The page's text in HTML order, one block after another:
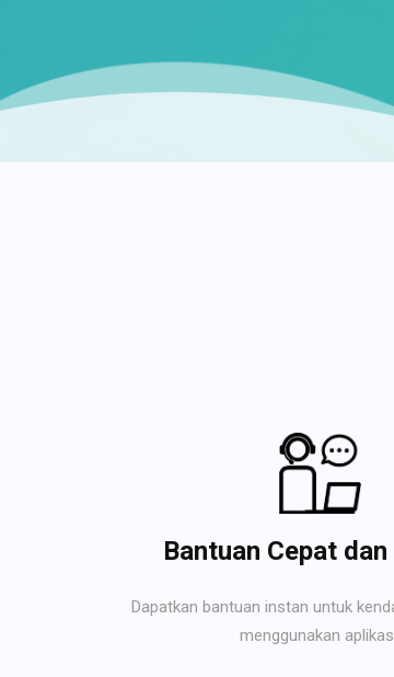
Bantuan Cepat
Dapatkan bantuan instan untuk
menggunakan